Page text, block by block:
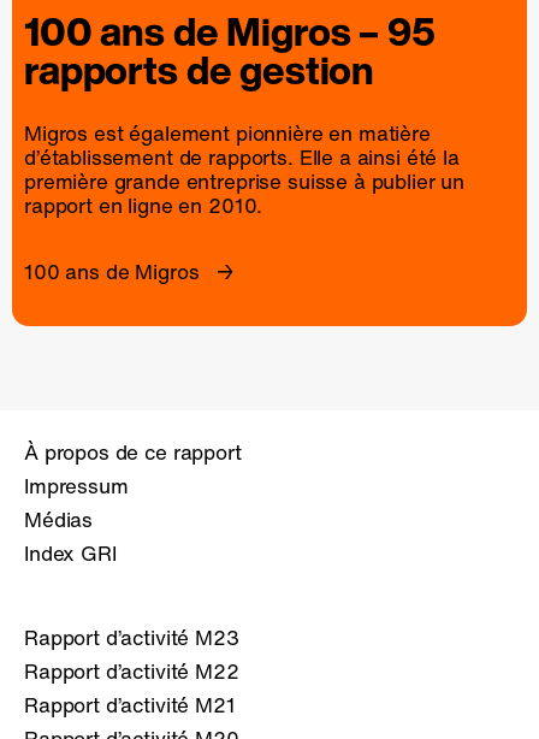
100 ans deMigros– 95
rapportsdegestion
Migros est également pionnière en matière
d’établissement de rapports. Elle a ainsi été la
première grande entreprise suisse à publier un
rapport en ligne en 2010.
100 ans de Migros
À propos de ce rapport
Impressum
Médias
Index GRI
Rapport d’activité M23
Rapport d’activité M22
Rapport d’activité M21